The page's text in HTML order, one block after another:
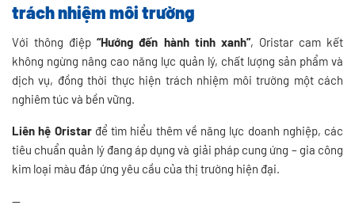
trách nhiệm môi trường
Với thông điệp“Hướng đến hành tinh xanh”, Oristar cam kết
không ngừng nâng cao năng lực quản lý, chất lượng sản phẩm và
dịch vụ, đồng thời thực hiện trách nhiệm môi trường một cách
nghiêm túc và bền vững.
Liên hệ Oristarđể tìm hiểu thêm về năng lực doanh nghiệp, các
tiêu chuẩn quản lý đang áp dụng và giải pháp cung ứng – gia công
kim loại màu đáp ứng yêu cầu của thị trường hiện đại.
--